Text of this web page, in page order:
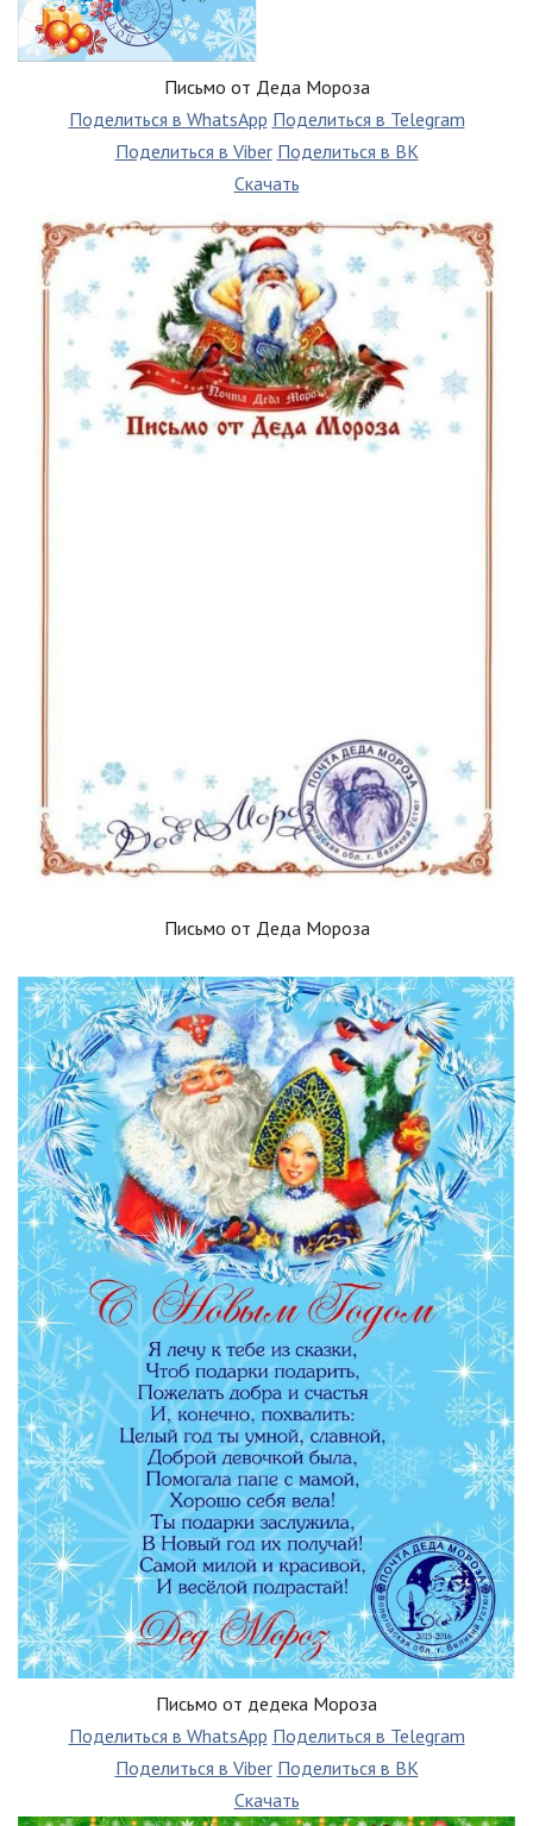
Письмо от Деда Мороза
Поделиться в WhatsApp Поделиться в Telegram
Поделиться в Viber Поделиться в ВК
Скачать
Письмо от Деда Мороза
Письмо от дедека Мороза
Поделиться в WhatsApp Поделиться в Telegram
Поделиться в Viber Поделиться в ВК
Скачать